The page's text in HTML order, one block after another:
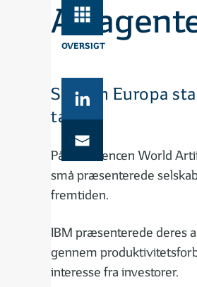
OVERSIGT
AI-
Selvom Europa
tabte.
På konferencen World
små præsenterede
fremtiden.
IBM præsenterede deres
gennem
interesse fra investorer.